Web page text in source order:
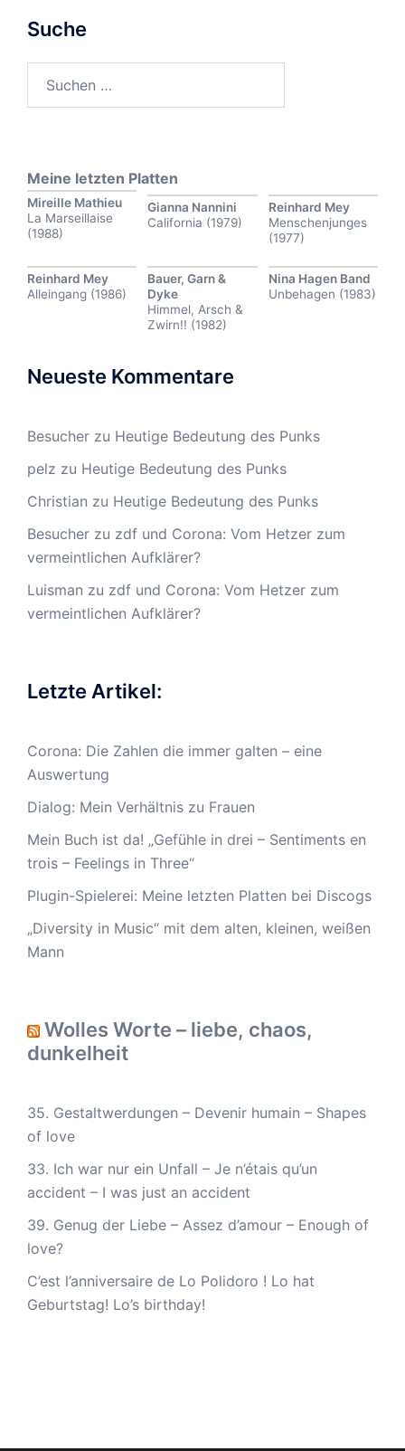
Suche
nach:
Meine letzten Platten
Mireille Mathieu
La Marseillaise
(1988)
Gianna Nannini
California (1979)
Reinhard Mey
Menschenjunges
(1977)
Reinhard Mey
Alleingang (1986)
Bauer, Garn &
Dyke
Himmel, Arsch &
Zwirn!! (1982)
Nina Hagen Band
Unbehagen (1983)
Neueste Kommentare
Besucher zu Heutige Bedeutung des Punks
pelz zu Heutige Bedeutung des Punks
Christian zu Heutige Bedeutung des Punks
Besucher zu zdf und Corona: Vom Hetzer zum
vermeintlichen Aufklärer?
Luisman zu zdf und Corona: Vom Hetzer zum
vermeintlichen Aufklärer?
Letzte Artikel:
Corona: Die Zahlen die immer galten – eine
Auswertung
Dialog: Mein Verhältnis zu Frauen
Mein Buch ist da! „Gefühle in drei – Sentiments en
trois – Feelings in Three“
Plugin-Spielerei: Meine letzten Platten bei Discogs
„Diversity in Music“ mit dem alten, kleinen, weißen
Mann
Wolles Worte – liebe, chaos,
dunkelheit
35. Gestaltwerdungen – Devenir humain – Shapes
of love
33. Ich war nur ein Unfall – Je n’étais qu’un
accident – I was just an accident
39. Genug der Liebe – Assez d’amour – Enough of
love?
C’est l’anniversaire de Lo Polidoro ! Lo hat
Geburtstag! Lo’s birthday!